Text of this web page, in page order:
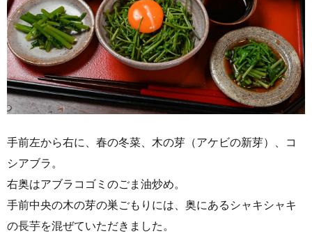
手前左から右に、春の冬菜、木の芽（アケビの新芽）、コ
シアブラ。
右奥はアブラコゴミのごま油炒め。
手前中央の木の芽の巣ごもりには、奥にあるシャキシャキ
の長芋を混ぜていただきました。